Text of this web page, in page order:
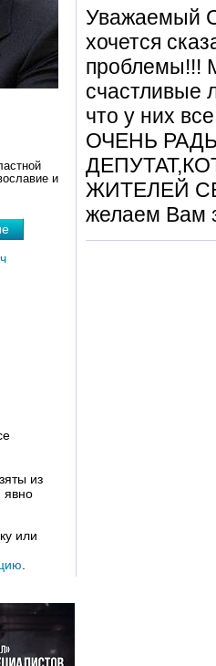
Уважаемый
хочется
проблемы!!!
счастливые
что у них
ОЧЕНЬ
ЖИТЕЛЕЙ
желаем Вам
и
из
явно
или